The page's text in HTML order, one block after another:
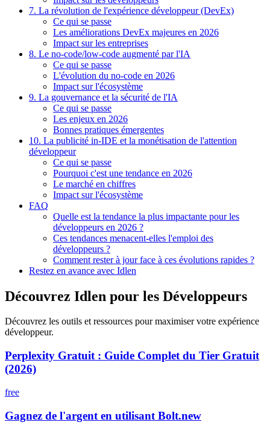
7. La révolution de l'expérience développeur (DevEx)
Ce qui se passe
Les améliorations DevEx majeures en 2026
Impact sur les entreprises
8. Le no-code/low-code augmenté par l'IA
Ce qui se passe
L'évolution du no-code en 2026
Impact sur l'écosystème
9. La gouvernance et la sécurité de l'IA
Ce qui se passe
Les enjeux en 2026
Bonnes pratiques émergentes
10. La publicité in-IDE et la monétisation de l'attention
développeur
Ce qui se passe
Pourquoi c'est une tendance en 2026
Le marché en chiffres
Impact sur l'écosystème
FAQ
Quelle est la tendance la plus impactante pour les
développeurs en 2026 ?
Ces tendances menacent-elles l'emploi des
développeurs ?
Comment rester à jour face à ces évolutions rapides ?
Restez en avance avec Idlen
Découvrez Idlen pour les Développeurs
Découvrez les outils et ressources pour maximiser votre expérience
développeur.
Perplexity Gratuit : Guide Complet du Tier Gratuit
(2026)
free
Gagnez de l'argent en utilisant Bolt.new